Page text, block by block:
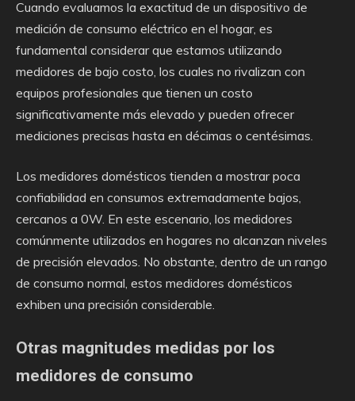
Cuando evaluamos la exactitud de un dispositivo de
medición de consumo eléctrico en el hogar, es
fundamental considerar que estamos utilizando
medidores de bajo costo, los cuales no rivalizan con
equipos profesionales que tienen un costo
significativamente más elevado y pueden ofrecer
mediciones precisas hasta en décimas o centésimas.
Los medidores domésticos tienden a mostrar poca
confiabilidad en consumos extremadamente bajos,
cercanos a 0W. En este escenario, los medidores
comúnmente utilizados en hogares no alcanzan niveles
de precisión elevados. No obstante, dentro de un rango
de consumo normal, estos medidores domésticos
exhiben una precisión considerable.
Otras magnitudes medidas por los
medidores de consumo